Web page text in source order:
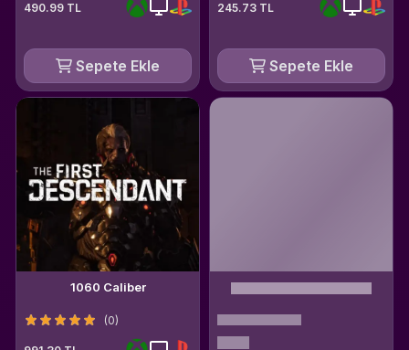
490.99 TL
Sepete Ekle
245.73 TL
Sepete Ekle
1060 Caliber
(0)